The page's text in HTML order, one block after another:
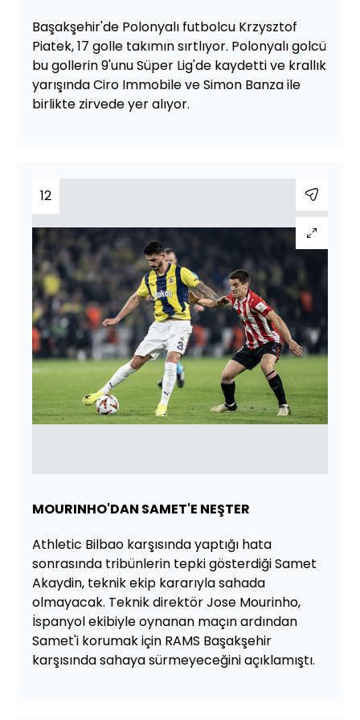
Başakşehir'de Polonyalı futbolcu Krzysztof
Piatek, 17 golle takımın sırtlıyor. Polonyalı golcü
bu gollerin 9'unu Süper Lig'de kaydetti ve krallık
yarışında Ciro Immobile ve Simon Banza ile
birlikte zirvede yer alıyor.
12
MOURINHO'DAN SAMET'E NEŞTER
Athletic Bilbao karşısında yaptığı hata
sonrasında tribünlerin tepki gösterdiği Samet
Akaydin, teknik ekip kararıyla sahada
olmayacak. Teknik direktör Jose Mourinho,
İspanyol ekibiyle oynanan maçın ardından
Samet'i korumak için RAMS Başakşehir
karşısında sahaya sürmeyeceğini açıklamıştı.